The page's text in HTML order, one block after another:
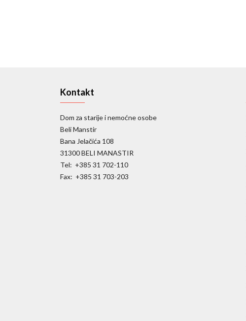
Kontakt
Dom za starije i nemoćne osobe
Beli Manstir
Bana Jelačića 108
31300 BELI MANASTIR
Tel: +385 31 702-110
Fax: +385 31 703-203